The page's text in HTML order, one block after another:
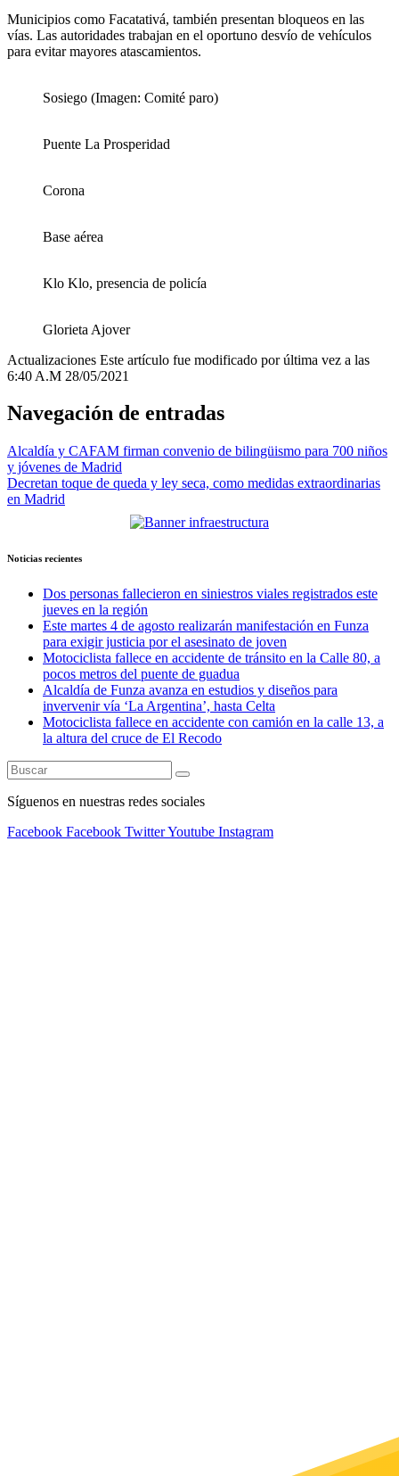
Municipios como Facatativá, también presentan bloqueos en las
vías. Las autoridades trabajan en el oportuno desvío de vehículos
para evitar mayores atascamientos.
Sosiego (Imagen: Comité paro)
Puente La Prosperidad
Corona
Base aérea
Klo Klo, presencia de policía
Glorieta Ajover
Actualizaciones Este artículo fue modificado por última vez a las
6:40 A.M 28/05/2021
Navegación de entradas
Alcaldía y CAFAM firman convenio de bilingüismo para 700 niños
y jóvenes de Madrid
Decretan toque de queda y ley seca, como medidas extraordinarias
en Madrid
Noticias recientes
Dos personas fallecieron en siniestros viales registrados este
jueves en la región
Este martes 4 de agosto realizarán manifestación en Funza
para exigir justicia por el asesinato de joven
Motociclista fallece en accidente de tránsito en la Calle 80, a
pocos metros del puente de guadua
Alcaldía de Funza avanza en estudios y diseños para
invervenir vía ‘La Argentina’, hasta Celta
Motociclista fallece en accidente con camión en la calle 13, a
la altura del cruce de El Recodo
Síguenos en nuestras redes sociales
Facebook Facebook TwitterYoutube Instagram